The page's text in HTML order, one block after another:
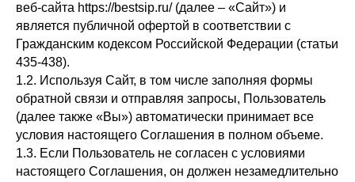
веб-сайта https://bestsip.ru/ (далее – «Сайт») и
является публичной офертой в соответствии с
Гражданским кодексом Российской Федерации (статьи
435-438).
1.2. Используя Сайт, в том числе заполняя формы
обратной связи и отправляя запросы, Пользователь
(далее также «Вы») автоматически принимает все
условия настоящего Соглашения в полном объеме.
1.3. Если Пользователь не согласен с условиями
настоящего Соглашения, он должен незамедлительно